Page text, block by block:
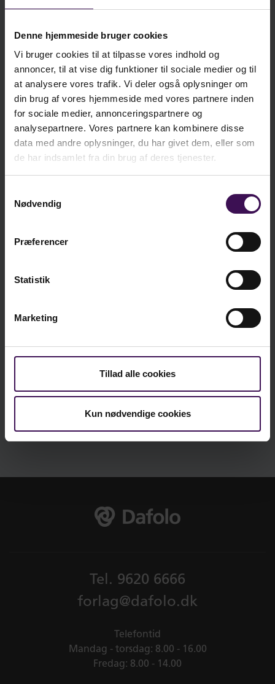
Denne hjemmeside bruger cookies
Vi bruger cookies til at tilpasse vores indhold og
annoncer, til at vise dig funktioner til sociale medier og til
at analysere vores trafik. Vi deler også oplysninger om
din brug af vores hjemmeside med vores partnere inden
for sociale medier, annonceringspartnere og
analysepartnere. Vores partnere kan kombinere disse
data med andre oplysninger, du har givet dem, eller som
de har indsamlet fra din brug af deres tjenester.
Nødvendig
Præferencer
Statistik
Marketing
Tillad alle cookies
Kun nødvendige cookies
underviserens håndbog i dansk retskrivning, som
Bogen falder i to dele. Den første del beskriver
forudsætningerne for
at kunne give sig i kast med det at lære den
danske retskrivning. Den anden del beskriver
mere specifikke retskrivningsregler.
Ida Elisabeth Mørch, seniorkonsulent og
cand.mag., er ansat ved Dansk Sprognævn, hvor
været dansk lektor ved universitetet i Gdansk i
skrevet formidlende artikler og svar til tidsskrifter
Bog kr. 41,47
E-bog kr. 213,25
Ekskl. moms
- 30%
kr. 59,25 kr.41,47
ekskl. moms
kr. 74,06 kr.51,84
Vi er sociale - er du?
Tel. 9620 6666
forlag@dafolo.dk
Telefontid
Mandag - torsdag: 8.00 - 16.00
Fredag: 8.00 - 14.00